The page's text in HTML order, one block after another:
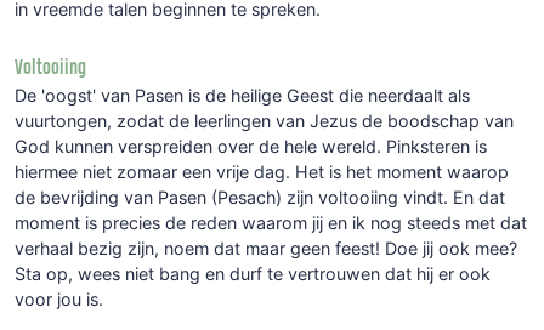
in vreemde talen beginnen te spreken.
Voltooiing
De 'oogst' van Pasen is de heilige Geest die neerdaalt als
vuurtongen, zodat de leerlingen van Jezus de boodschap van
God kunnen verspreiden over de hele wereld. Pinksteren is
hiermee niet zomaar een vrije dag. Het is het moment waarop
de bevrijding van Pasen (Pesach) zijn voltooiing vindt. En dat
moment is precies de reden waarom jij en ik nog steeds met dat
verhaal bezig zijn, noem dat maar geen feest! Doe jij ook mee?
Sta op, wees niet bang en durf te vertrouwen dat hij er ook
voor jou is.